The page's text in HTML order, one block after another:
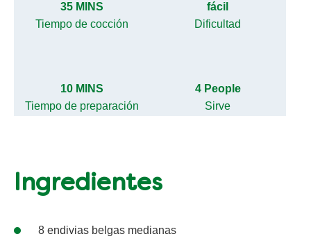
35 MINS
Tiempo de cocción
fácil
Dificultad
10 MINS
Tiempo de preparación
4 People
Sirve
Ingredientes
8 endivias belgas medianas